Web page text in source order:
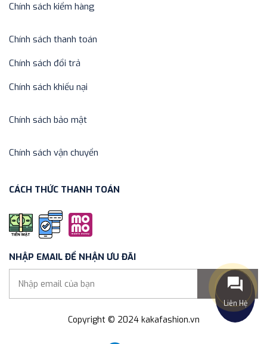
Copyright © 2024 kakafashion.vn
Liên Hệ
Chính sách kiểm hàng
Chính sách thanh toán
Chính sách đổi trả
Chính sách khiếu nại
Chính sách bảo mật
Chính sách vận chuyển
CÁCH THỨC THANH TOÁN
NHẬP EMAIL ĐỂ NHẬN ƯU ĐÃI
Gửi